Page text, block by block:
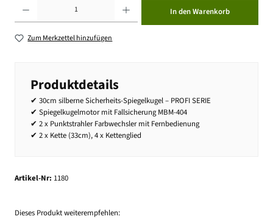
In den Warenkorb
Zum Merkzettel hinzufügen
Produktdetails
✔ 30cm silberne Sicherheits-Spiegelkugel – PROFI SERIE
✔ Spiegelkugelmotor mit Fallsicherung MBM-404
✔ 2 x Punktstrahler Farbwechsler mit Fernbedienung
✔ 2 x Kette (33cm), 4 x Kettenglied
Artikel-Nr: 1180
Dieses Produkt weiterempfehlen: